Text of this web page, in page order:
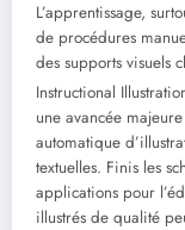
L’apprentissage,
de procédures
des supports visuels
Instructional
une avancée
automatique
textuelles. Finis les
applications pour
illustrés de qualité